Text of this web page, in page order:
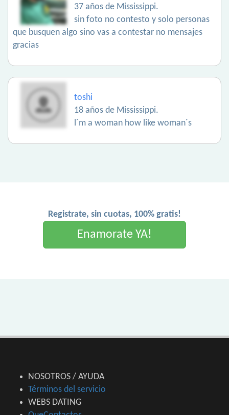
37 años de Mississippi.
sin foto no contesto y solo personas
que busquen algo sino vas a contestar no mensajes
gracias
toshi
18 años de Mississippi.
l´m a woman how like woman´s
Registrate, sin cuotas, 100% gratis!
Enamorate YA!
NOSOTROS / AYUDA
Términos del servicio
WEBS DATING